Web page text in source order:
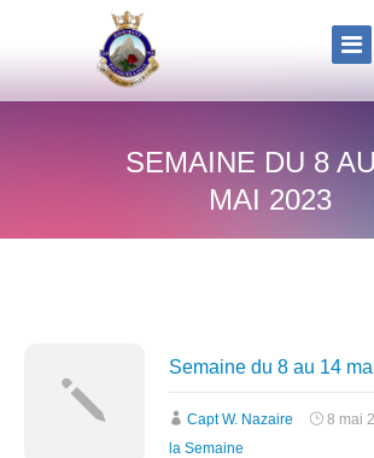
SEMAINE DU 8
MAI 2023
Semaine du 8 au 14
Capt W. Nazaire 8 mai
la Semaine